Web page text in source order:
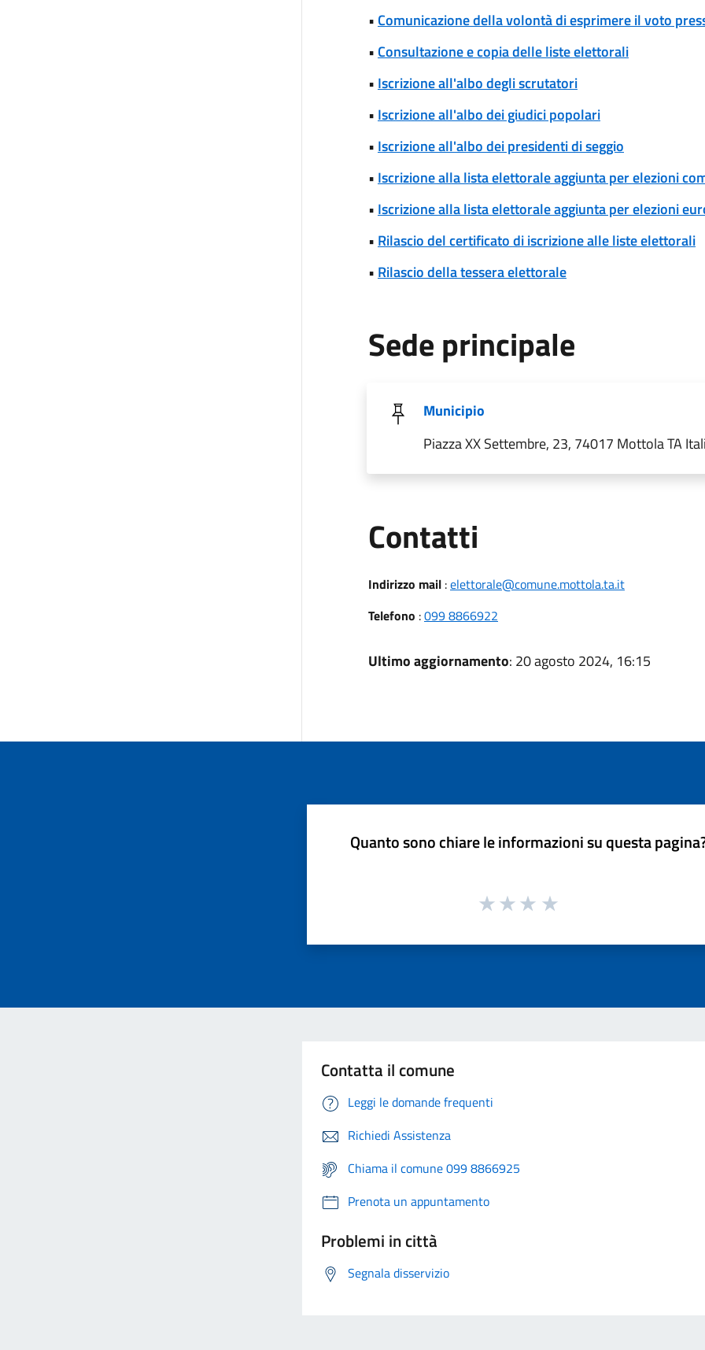
• Comunicazione della volontà di esprimere il voto
• Consultazione e copia delle liste elettorali
• Iscrizione all'albo degli scrutatori
• Iscrizione all'albo dei giudici popolari
• Iscrizione all'albo dei presidenti di seggio
• Iscrizione alla lista elettorale aggiunta per elezioni
• Iscrizione alla lista elettorale aggiunta per elezioni
• Rilascio del certificato di iscrizione alle liste elettorali
• Rilascio della tessera elettorale
Sede principale
Municipio
Piazza XX Settembre, 23, 74017 Mottola TA
Contatti
Indirizzo mail:elettorale@comune.mottola.ta.it
Telefono :099 8866922
Ultimo aggiornamento: 20 agosto 2024, 16:15
Quanto sono chiare le informazioni su questa
Contatta il comune
Leggi le domande frequenti
Richiedi Assistenza
Chiama il comune 099 8866925
Prenota un appuntamento
Problemi in città
Segnala disservizio